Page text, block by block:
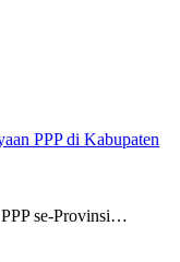
PPP di Kabupaten
se-Provinsi…